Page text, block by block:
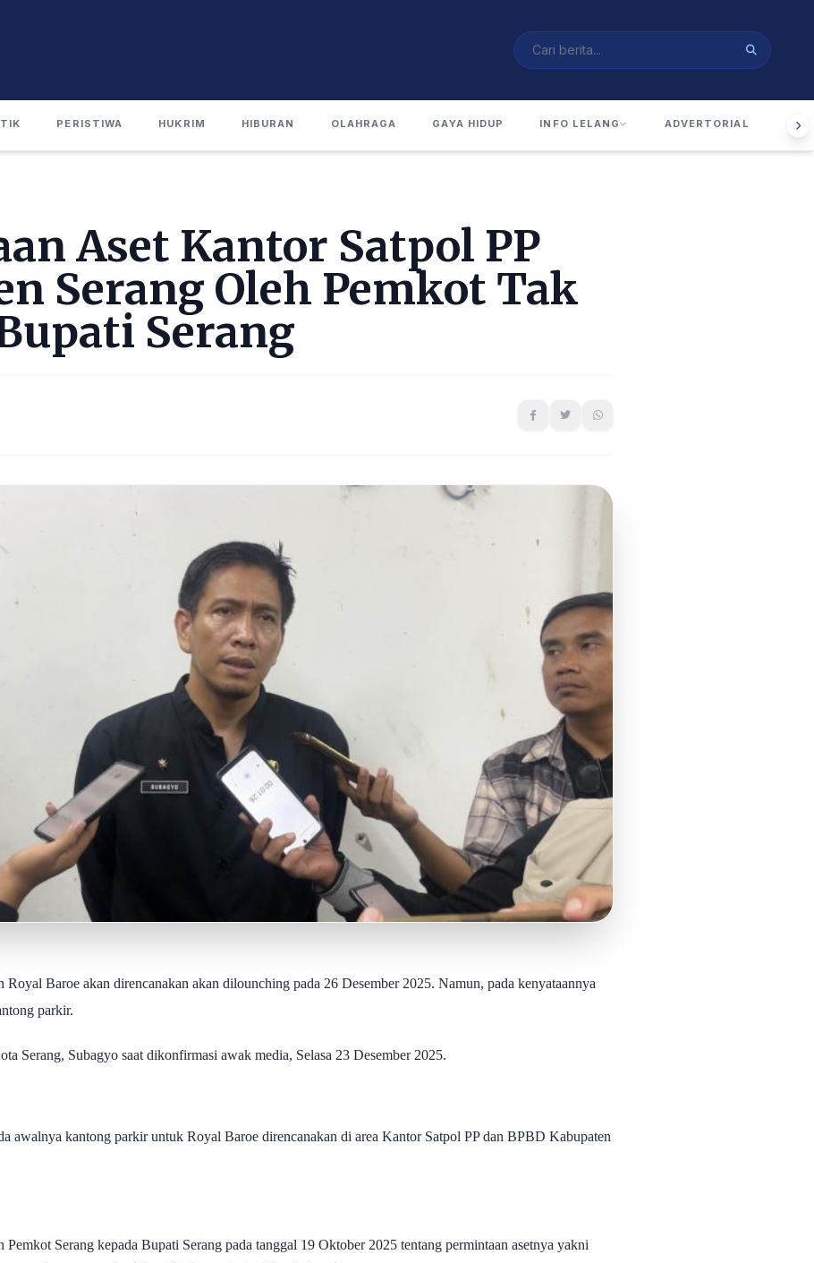
PERISTIWA HUKRIM HIBURAN OLAHRAGA GAYA HIDUP INFO LELANG ADVERTORIAL
Aset Kantor Satpol PP
Serang Oleh Pemkot Tak
Serang
Royal Baroe akan direncanakan akan dilounching pada 26 Desember 2025. Namun, pada kenyataannya
parkir.
Serang, Subagyo saat dikonfirmasi awak media, Selasa 23 Desember 2025.
awalnya kantong parkir untuk Royal Baroe direncanakan di area Kantor Satpol PP dan BPBD Kabupaten
Serang kepada Bupati Serang pada tanggal 19 Oktober 2025 tentang permintaan asetnya yakni